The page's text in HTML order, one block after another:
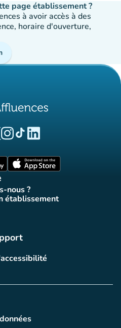
page établissement ?
à avoir accès à des
horaire d'ouverture,
onglet)
(nouvel onglet)
(nouvel onglet)
(nouvel onglet)
(nouvel onglet)
nous ?onglet)
établissement
(nouvel onglet)
(nouvel onglet)